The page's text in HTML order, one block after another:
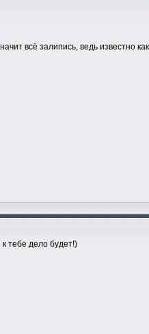
всё залипись, ведь известно
тебе дело будет!)